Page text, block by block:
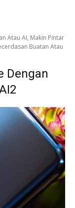
Atau AI, Makin Pintar
Buatan Atau
Dengan